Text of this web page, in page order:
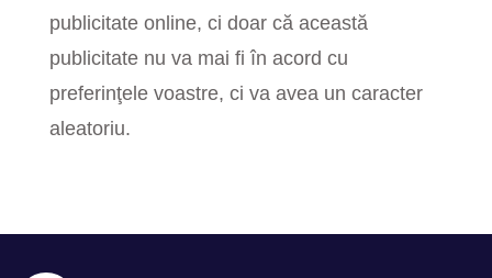
publicitate online, ci doar că această
publicitate nu va mai fi în acord cu
preferinţele voastre, ci va avea un caracter
aleatoriu.